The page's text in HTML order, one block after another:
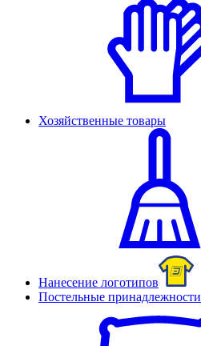
Хозяйственные товары
Нанесение логотипов
Постельные принадлежности